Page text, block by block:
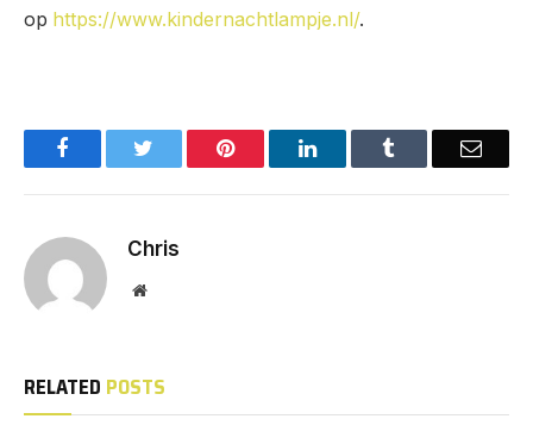
op https://www.kindernachtlampje.nl/.
Facebook Pinterest LinkedIn Email
Chris
Website
RELATED POSTS